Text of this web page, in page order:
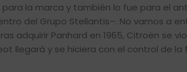
la marca y también lo fue para el
del Grupo Stellantis–. No vamos a
adquirir Panhard en 1965, Citroën se
llegará y se hiciera con el control de la